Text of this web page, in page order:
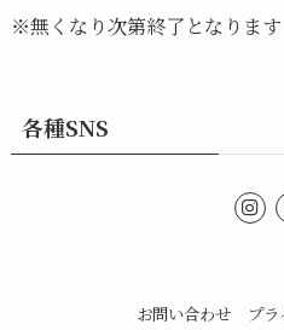
※無くなり次第終了となります
各種SNS
お問い合わせ プ